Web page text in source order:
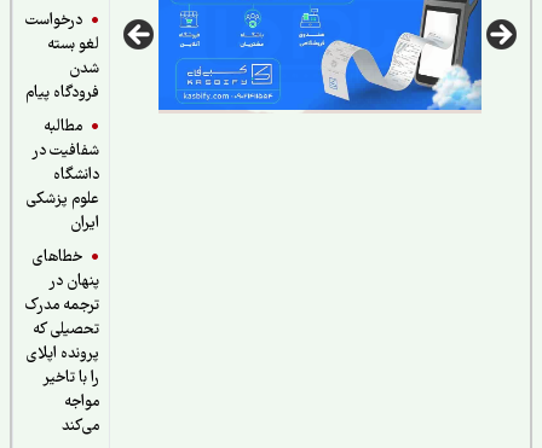
درخواست
لغو بسته
فرودگاه پیام
مطالبه
شفافیت در
دانشگاه
علوم پزشکی
خطاهای
پنهان در
ترجمه مدرک
تحصیلی که
پرونده اپلای
را با تاخیر